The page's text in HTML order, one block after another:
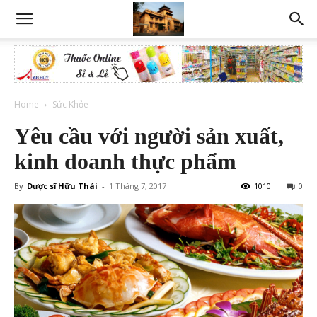
Home Sức Khỏe
Yêu cầu với người sản xuất,
kinh doanh thực phẩm
By Dược sĩ Hữu Thái - 1 Tháng 7, 2017 0
1010